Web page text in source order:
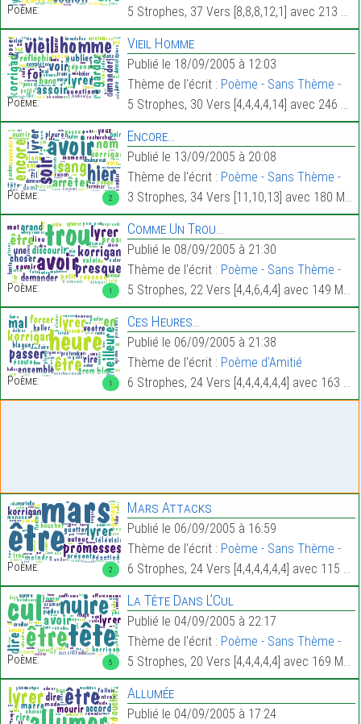
Poème:
5 Strophes, 37 Vers [8,8,8,12,1] avec 213 Mots.
Poème:
Vieil Homme
Publié le 18/09/2005 à 12:03
Thème de l'écrit : Poème - Sans Thème -
5 Strophes, 30 Vers [4,4,4,4,14] avec 246 Mots.
2
Poème:
Encore…
Publié le 13/09/2005 à 20:08
Thème de l'écrit : Poème - Sans Thème -
3 Strophes, 34 Vers [11,10,13] avec 180 Mots.
1
Poème:
Comme Un Trou…
Publié le 08/09/2005 à 21:30
Thème de l'écrit : Poème - Sans Thème -
5 Strophes, 22 Vers [4,4,6,4,4] avec 149 Mots.
1
Poème:
Ces Heures…
Publié le 06/09/2005 à 21:38
Thème de l'écrit : Poème d'Amitié
6 Strophes, 24 Vers [4,4,4,4,4,4] avec 163 Mots.
2
Poème:
Mars Attacks
Publié le 06/09/2005 à 16:59
Thème de l'écrit : Poème - Sans Thème -
6 Strophes, 24 Vers [4,4,4,4,4,4] avec 115 Mots.
5
Poème:
La Tête Dans L’Cul
Publié le 04/09/2005 à 22:17
Thème de l'écrit : Poème - Sans Thème -
5 Strophes, 20 Vers [4,4,4,4,4] avec 169 Mots.
Allumée
Publié le 04/09/2005 à 17:24